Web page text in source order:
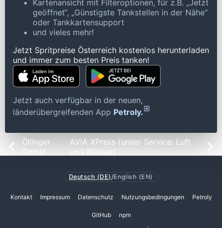
Kartenansicht mit Filteroptionen, für z.B. „Jetzt
geöffnet“, „Günstigste Tankstellen in der Nähe“
oder Tankkartensupport
und vieles mehr!
Jetzt Spritpreise Österreich kostenlos herunterladen
und immer zum besten Preis tanken!
Jetzt auch verfügbar in der neuen,
länderübergreifenden App Petroly.
Öllinger
GmbH
AVIA XPress (unser Service: Luft
und Wasser)
Deutsch (DE)/English (EN)
Kontakt Impressum Datenschutz Nutzungsbedingungen Petroly
GitHub npm